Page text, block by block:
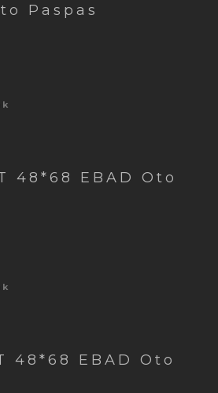
Paspas
48*68 EBAD Oto
48*68 EBAD Oto